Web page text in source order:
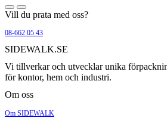
Vill du prata med oss?
08-662 05 43
SIDEWALK.SE
Vi tillverkar och utvecklar unika
för kontor, hem och industri.
Om oss
Om SIDEWALK